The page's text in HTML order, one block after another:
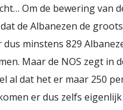
Om de bewering van
de Albanezen de
dus minstens 829
Maar de NOS zegt in
al dat het er maar 250
er dus zelfs